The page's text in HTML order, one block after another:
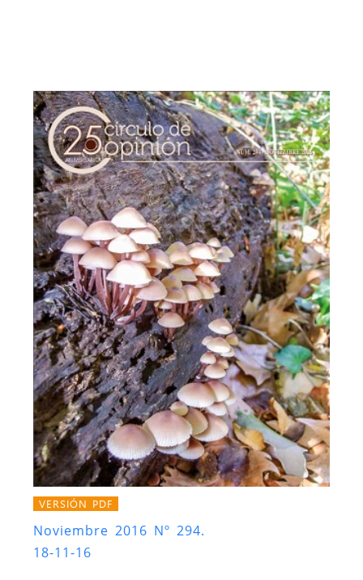
VERSIÓN PDF
Noviembre 2016 Nº 294.
18-11-16